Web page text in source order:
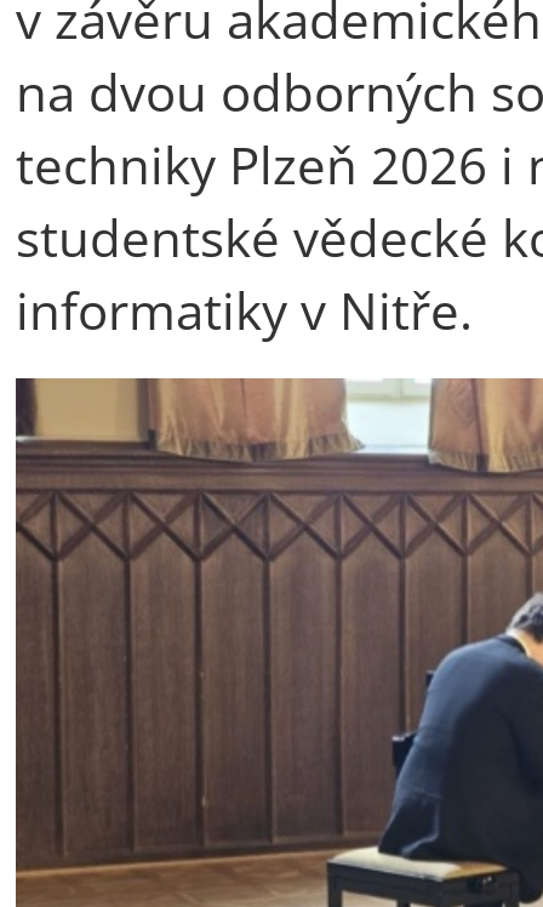
v závěru
na dvou odborných
techniky Plzeň 2026 i
studentské vědecké
informatiky v Nitře.